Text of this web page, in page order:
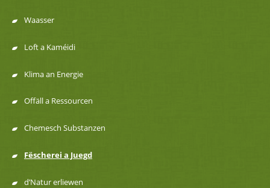
Menu
de
navigation
Waasser
Loft a Kaméidi
Klima an Energie
Offäll a Ressourcen
Chemesch Substanzen
Fëscherei a Juegd
d’Natur erliewen